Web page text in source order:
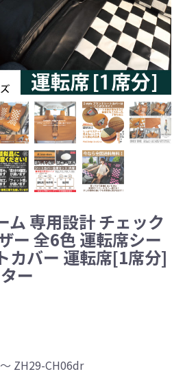
ム 専用設計 チェック
ー 全6色 運転席シー
カバー 運転席[1席分]
ー
ZH29-CH06dr